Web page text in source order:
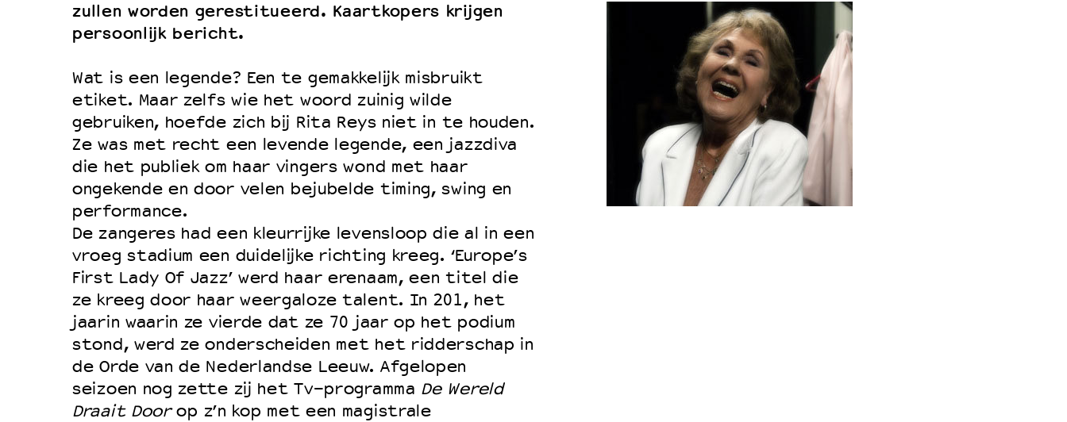
Speciale educatieprogramma’s
OVER LANTARENVENSTER
Wat we doen
Werken bij
Wie is wie
Word vriend
Historie
Partners
Huisregels
Privacyverklaring
Integriteits- en gedragscode
Duurzaamheid
Culturele boycot Israël
zullen worden gerestitueerd. Kaartkopers krijgen
persoonlijk bericht.
Wat is een legende? Een te gemakkelijk misbruikt
etiket. Maar zelfs wie het woord zuinig wilde
gebruiken, hoefde zich bij Rita Reys niet in te houden.
Ze was met recht een levende legende, een jazzdiva
die het publiek om haar vingers wond met haar
ongekende en door velen bejubelde timing, swing en
performance.
De zangeres had een kleurrijke levensloop die al in een
vroeg stadium een duidelijke richting kreeg. ‘Europe’s
First Lady Of Jazz’ werd haar erenaam, een titel die
ze kreeg door haar weergaloze talent. In 201, het
jaarin waarin ze vierde dat ze 70 jaar op het podium
stond, werd ze onderscheiden met het ridderschap in
de Orde van de Nederlandse Leeuw. Afgelopen
seizoen nog zette zij het Tv-programma De Wereld
Draait Doorop z’n kop met een magistrale